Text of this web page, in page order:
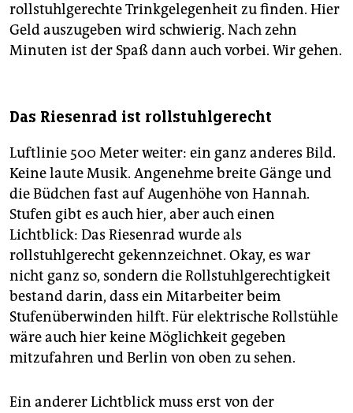
rollstuhlgerechte Trinkgelegenheit zu finden. Hier
Geld auszugeben wird schwierig. Nach zehn
Minuten ist der Spaß dann auch vorbei. Wir gehen.
Das Riesenrad ist rollstuhlgerecht
Luftlinie 500 Meter weiter: ein ganz anderes Bild.
Keine laute Musik. Angenehme breite Gänge und
die Büdchen fast auf Augenhöhe von Hannah.
Stufen gibt es auch hier, aber auch einen
Lichtblick: Das Riesenrad wurde als
rollstuhlgerecht gekennzeichnet. Okay, es war
nicht ganz so, sondern die Rollstuhlgerechtigkeit
bestand darin, dass ein Mitarbeiter beim
Stufenüberwinden hilft. Für elektrische Rollstühle
wäre auch hier keine Möglichkeit gegeben
mitzufahren und Berlin von oben zu sehen.
Ein anderer Lichtblick muss erst von der